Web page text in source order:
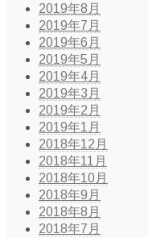
2019年8月
2019年7月
2019年6月
2019年5月
2019年4月
2019年3月
2019年2月
2019年1月
2018年12月
2018年11月
2018年10月
2018年9月
2018年8月
2018年7月